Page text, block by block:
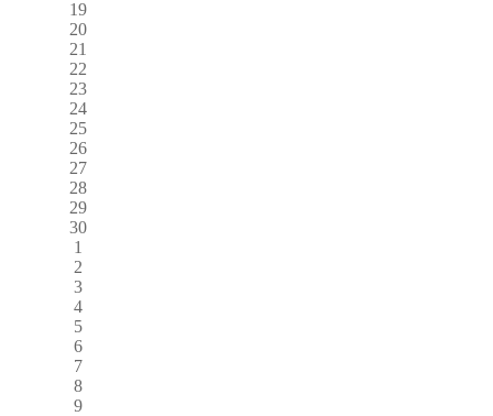
19
20
21
22
23
24
25
26
27
28
29
30
1
2
3
4
5
6
7
8
9